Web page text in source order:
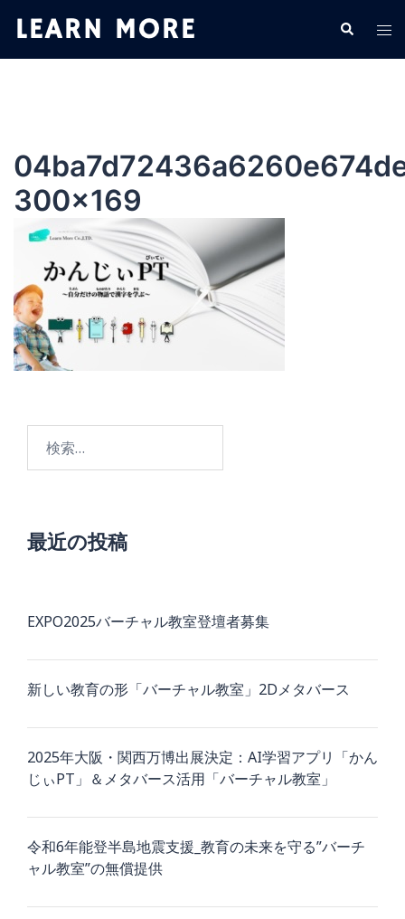
テ
検
索
ト
ー
300×169
最近の投稿
EXPO2025バーチャル教室登壇者募集
新しい教育の形「バーチャル教室」2Dメタバース
2025年大阪・関西万博出展決定：AI学習アプリ「かん
じぃPT」＆メタバース活用「バーチャル教室」
令和6年能登半島地震支援_教育の未来を守る”バーチ
ャル教室”の無償提供